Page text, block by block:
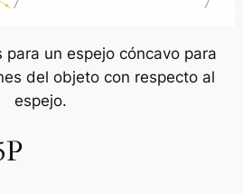
para un espejo cóncavo para
del objeto con respecto al
espejo.